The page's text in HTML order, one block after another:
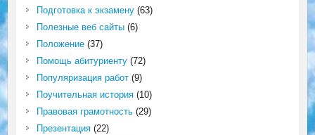
Подготовка к экзамену(63)
Полезные веб сайты(6)
Положение(37)
Помощь абитуриенту(72)
Популяризация работ(9)
Поучительная история(10)
Правовая грамотность(29)
Презентация(22)